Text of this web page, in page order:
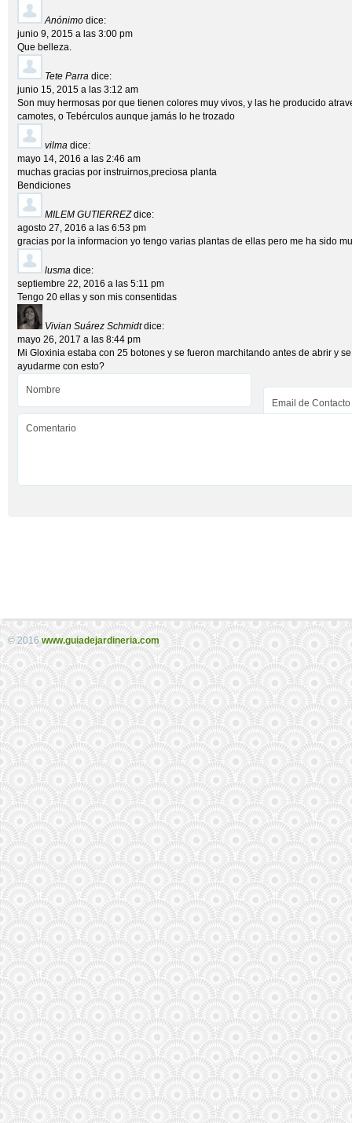
Anónimo dice:
junio 9, 2015 a las 3:00 pm
Que belleza.
Tete Parra dice:
junio 15, 2015 a las 3:12 am
Son muy hermosas por que tienen colores muy vivos, y las he producido
camotes, o Tebérculos aunque jamás lo he trozado
vilma dice:
mayo 14, 2016 a las 2:46 am
muchas gracias por instruirnos,preciosa planta
Bendiciones
MILEM GUTIERREZ dice:
agosto 27, 2016 a las 6:53 pm
gracias por la informacion yo tengo varias plantas de ellas pero me ha sido
lusma dice:
septiembre 22, 2016 a las 5:11 pm
Tengo 20 ellas y son mis consentidas
Vivian Suárez Schmidt dice:
mayo 26, 2017 a las 8:44 pm
Mi Gloxinia estaba con 25 botones y se fueron marchitando antes de abrir y
ayudarme con esto?
© 2016 www.guiadejardineria.com